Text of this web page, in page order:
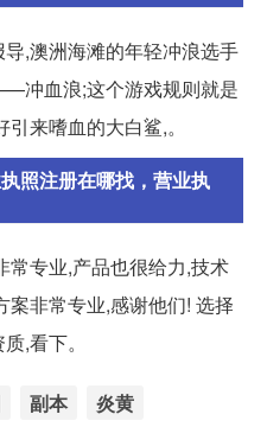
,澳洲海滩的年轻冲浪选手
冲血浪;这个游戏规则就是
来嗜血的大白鲨,。
照注册在哪找，营业执
常专业,产品也很给力,技术
非常专业,感谢他们! 选择
,看下。
副本 炎黄